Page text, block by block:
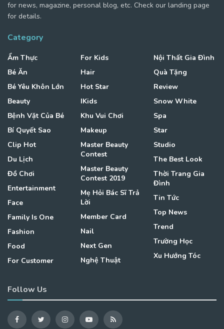
for news, magazine, personal blog, etc. Check our landing page
for details.
Category
Ẩm Thực
Bé Ăn
Bé Yêu Khôn Lớn
Beauty
Bệnh Vặt Của Bé
Bí Quyết Sao
Clip Hot
Du Lịch
Đồ Chơi
Entertainment
Face
Family Is One
Fashion
Food
For Customer
For Kids
Hair
Hot Star
IKids
Khu Vui Chơi
Makeup
Master Beauty
Contest
Master Beauty
Contest 2019
Mẹ Hỏi Bác Sĩ Trả
Lời
Member Card
Nail
Next Gen
Nghệ Thuật
Nội Thất Gia Đình
Quà Tặng
Review
Snow White
Spa
Star
Studio
The Best Look
Thời Trang Gia
Đình
Tin Tức
Top News
Trend
Trường Học
Xu Hướng Tóc
Follow Us